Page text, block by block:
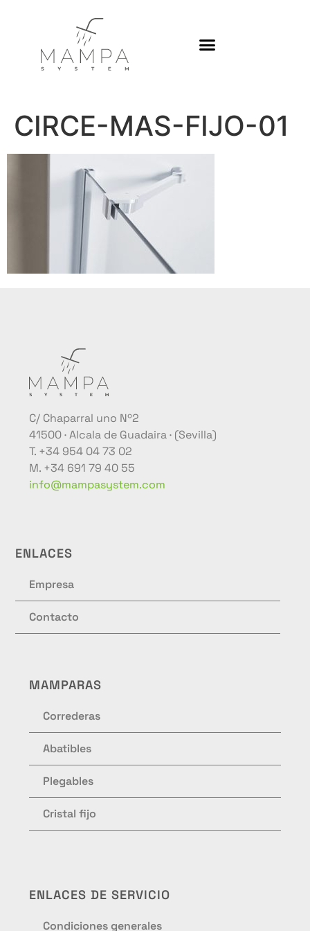
CIRCE-MAS-FIJO-01
C/ Chaparral uno Nº2
41500 · Alcala de Guadaira · (Sevilla)
T. +34 954 04 73 02
M. +34 691 79 40 55
info@mampasystem.com
ENLACES
Empresa
Contacto
MAMPARAS
Correderas
Abatibles
Plegables
Cristal fijo
ENLACES DE SERVICIO
Condiciones generales